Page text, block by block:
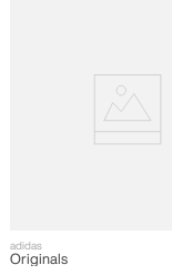
adidas
Originals